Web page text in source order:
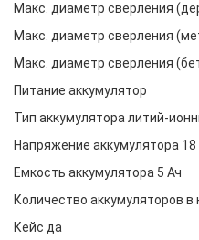
Макс. диаметр сверления
Макс. диаметр сверления
Макс. диаметр сверления
Питание аккумулятор
Тип аккумулятора литий-
Напряжение аккумулятора 18
Емкость аккумулятора 5 Ач
Количество аккумуляторов в
Кейс да